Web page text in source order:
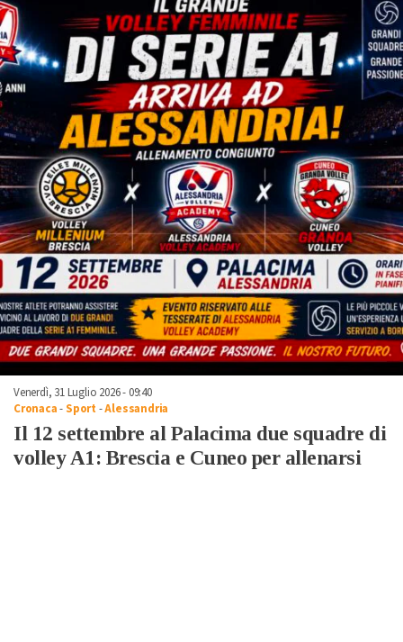
Venerdì, 31 Luglio 2026 - 09:40
Cronaca-Sport -Alessandria
Il 12 settembre al Palacima due squadre di
volley A1: Brescia e Cuneo per allenarsi